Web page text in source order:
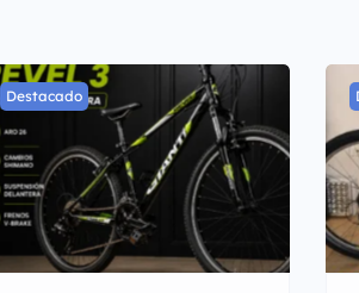
Destacado